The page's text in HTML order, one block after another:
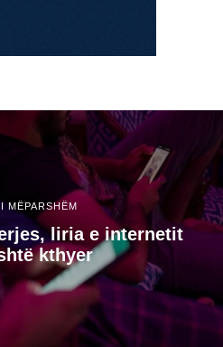
MËPARSHËM
liria e internetit
kthyer